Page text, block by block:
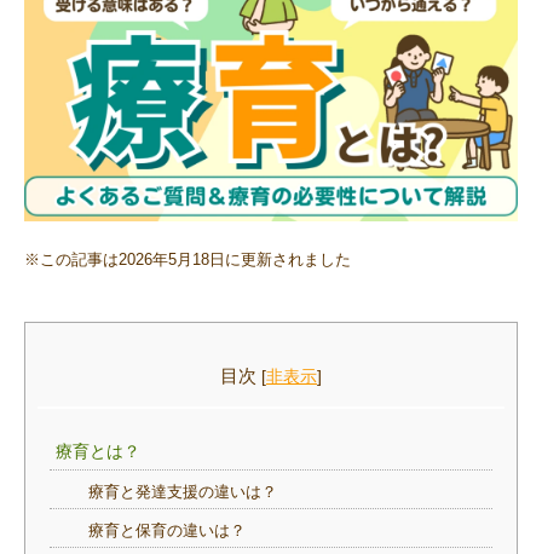
※この記事は2026年5月18日に更新されました
目次 [非表示]
療育とは？
療育と発達支援の違いは？
療育と保育の違いは？